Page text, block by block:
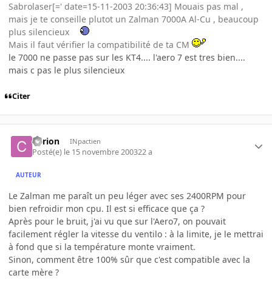
Sabrolaser[=' date=15-11-2003 20:36:43] Mouais pas mal ,
mais je te conseille plutot un Zalman 7000A Al-Cu , beaucoup
plus silencieux
Mais il faut vérifier la compatibilité de ta CM
le 7000 ne passe pas sur les KT4.... l'aero 7 est tres bien....
mais c pas le plus silencieux
Citer
Cyrion INpactien
Posté(e) le 15 novembre 200322 a
AUTEUR
Le Zalman me paraît un peu léger avec ses 2400RPM pour
bien refroidir mon cpu. Il est si efficace que ça ?
Après pour le bruit, j'ai vu que sur l'Aero7, on pouvait
facilement régler la vitesse du ventilo : à la limite, je le mettrai
à fond que si la température monte vraiment.
Sinon, comment être 100% sûr que c'est compatible avec la
carte mère ?